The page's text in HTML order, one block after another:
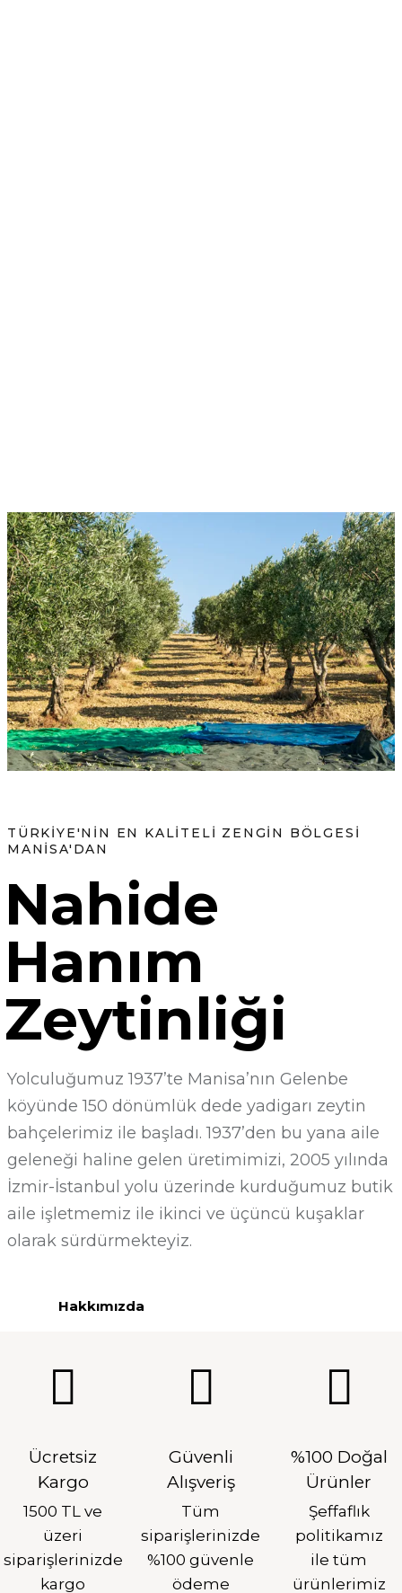
TÜRKIYE'NIN EN KALITELI ZENGIN BÖLGESI
MANISA'DAN
Nahide
Hanım
Zeytinliği
Yolculuğumuz 1937’te Manisa’nın Gelenbe
köyünde 150 dönümlük dede yadigarı zeytin
bahçelerimiz ile başladı. 1937’den bu yana aile
geleneği haline gelen üretimimizi, 2005 yılında
İzmir-İstanbul yolu üzerinde kurduğumuz butik
aile işletmemiz ile ikinci ve üçüncü kuşaklar
olarak sürdürmekteyiz.
Hakkımızda
Ücretsiz
Kargo
1500 TL ve
üzeri
siparişlerinizde
kargo
Güvenli
Alışveriş
Tüm
siparişlerinizde
%100 güvenle
ödeme
%100 Doğal
Ürünler
Şeffaflık
politikamız
ile tüm
ürünlerimiz